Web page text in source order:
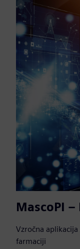
MascoPI
Vzročna
farmaciji